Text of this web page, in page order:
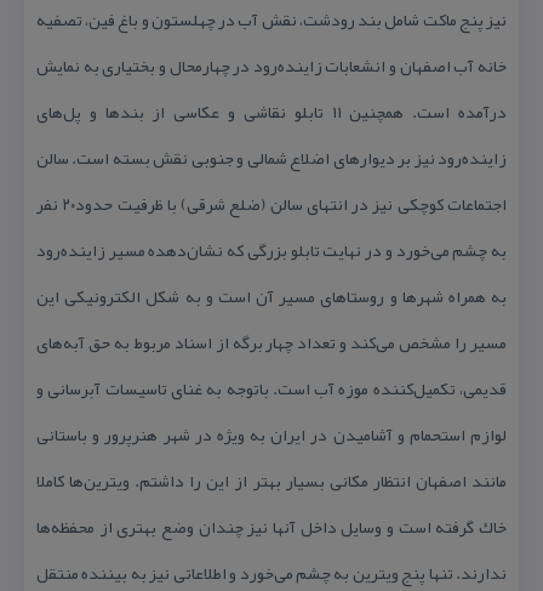
نیز پنج ماكت شامل بند رودشت، نقش آب در چهلستون و باغ فین، تصفیه
خانه آب اصفهان و انشعابات زاینده‌رود در چهارمحال و بختیاری به نمایش
درآمده است. همچنین ۱۱ تابلو نقاشی و عكاسی از بندها و پل‌های
زاینده‌رود نیز بر دیوارهای اضلاع شمالی و جنوبی نقش بسته است. سالن
اجتماعات كوچكی نیز در انتهای سالن (ضلع شرقی) با ظرفیت حدود۲۰ نفر
به چشم می‌خورد و در نهایت تابلو بزرگی كه نشان‌دهده مسیر زاینده‌رود
به همراه شهرها و روستاهای مسیر آن است و به شكل الكترونیكی این
مسیر را مشخص می‌كند و تعداد چهار برگه از اسناد مربوط به حق آبه‌های
قدیمی، تكمیل‌كننده موزه آب است. باتوجه به غنای تاسیسات آبرسانی و
لوازم استحمام و آشامیدن در ایران به ویژه در شهر هنرپرور و باستانی
مانند اصفهان انتظار مكانی بسیار بهتر از این را داشتم. ویترین‌ها كاملا
خاك گرفته است و وسایل داخل آنها نیز چندان وضع بهتری از محفظه‌ها
ندارند. تنها پنج ویترین به چشم می‌خورد و اطلاعاتی نیز به بیننده منتقل